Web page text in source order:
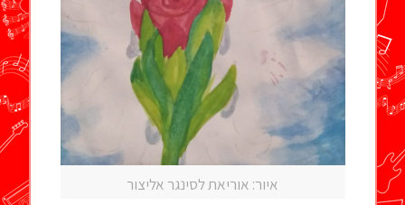
איור: אוריאת לסינגר אליצור